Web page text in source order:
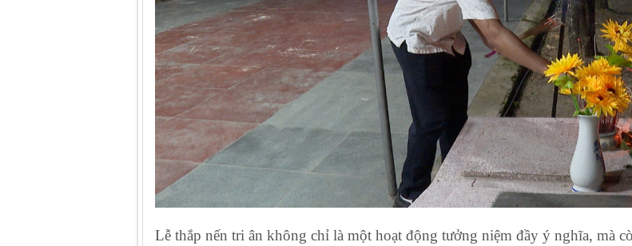
Lễ thắp nến tri ân không chỉ là một hoạt động tưởng niệm đầy ý nghĩa, mà